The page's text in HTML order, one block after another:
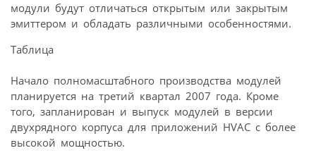
модули будут отличаться открытым или закрытым
эмиттером и обладать различными особенностями.
Таблица
Начало полномасштабного производства модулей
планируется на третий квартал 2007 года. Кроме
того, запланирован и выпуск модулей в версии
двухрядного корпуса для приложений HVAC с более
высокой мощностью.